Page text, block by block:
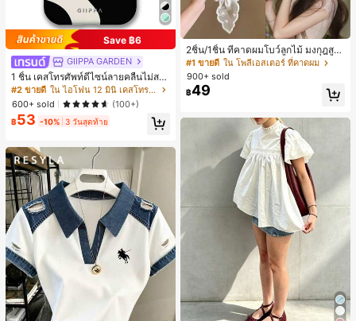
Save ฿6
GIIPPA GARDEN
1 ชิ้น เคสโทรศัพท์ดีไซน์ลายคลื่นไม่สม
มาตรสำหรับ Phone 17 Pro Max, เหม
าะสำหรับ Phone 16 Pro Max, 15 Pro
Max, 14 Pro Max, เคสโทรศัพท์สไตล์เ
กาหลีและน่าสนใจ, เข้ากันได้กับ 11/12/
13/14/15/16 Pro Max Plus, ดีไซน์หรู
ขวัญในอุดมคติสำหรับคริสต์มาส, วันว
าเลนไทน์, อีสเตอร์, ฤดูแต่งงานและวันเ
กิดสำหรับแฟนสาว
#2 ขายดี
ใน ไอโฟน 12 มินิ เคสโทรศัพท์แฟชั่น
600+ sold
(100+)
฿53 -10% 3 วันสุดท้าย
2ชิ้น/1ชิ้น ที่คาดผมโบว์ลูกไม้ มงกุฎสูง
แถบกว้าง สีดำ สีขาว สำหรับใส่ประจำ
วัน กิ๊บติดผม ยางรัดผม (ลายปักดอกไม้
จัดวางแบบสุ่ม)
#1 ขายดี ใน โพลีเอสเตอร์ ที่คาดผม
900+ sold
฿49